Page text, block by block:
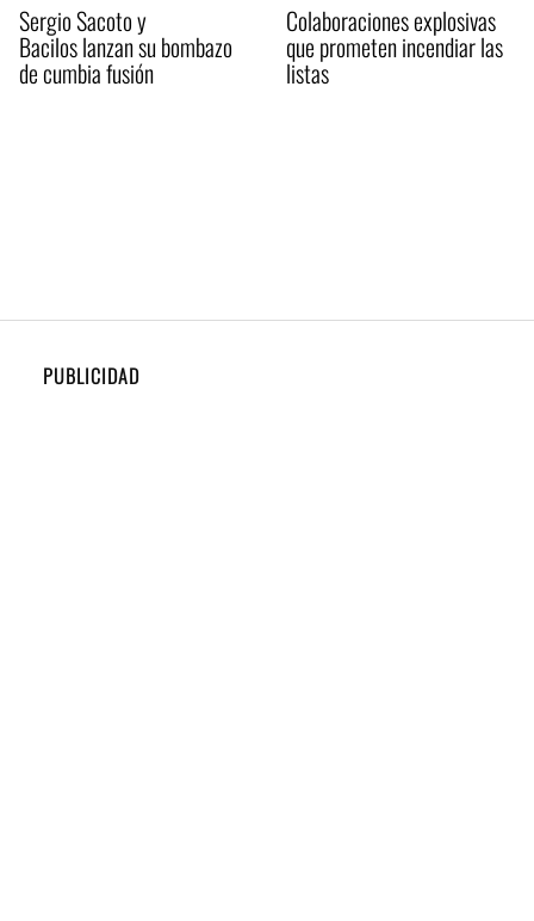
Sergio Sacoto y
Bacilos lanzan su bombazo
de cumbia fusión
Colaboraciones explosivas
que prometen incendiar las
listas
PUBLICIDAD